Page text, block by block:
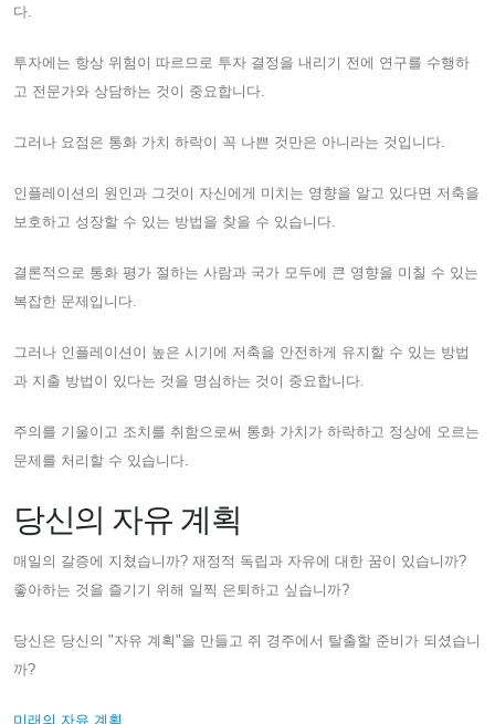
다.
투자에는 항상 위험이 따르므로 투자 결정을 내리기 전에 연구를 수행하
고 전문가와 상담하는 것이 중요합니다.
그러나 요점은 통화 가치 하락이 꼭 나쁜 것만은 아니라는 것입니다.
인플레이션의 원인과 그것이 자신에게 미치는 영향을 알고 있다면 저축을
보호하고 성장할 수 있는 방법을 찾을 수 있습니다.
결론적으로 통화 평가 절하는 사람과 국가 모두에 큰 영향을 미칠 수 있는
복잡한 문제입니다.
그러나 인플레이션이 높은 시기에 저축을 안전하게 유지할 수 있는 방법
과 지출 방법이 있다는 것을 명심하는 것이 중요합니다.
주의를 기울이고 조치를 취함으로써 통화 가치가 하락하고 정상에 오르는
문제를 처리할 수 있습니다.
당신의 자유 계획
매일의 갈증에 지쳤습니까? 재정적 독립과 자유에 대한 꿈이 있습니까?
좋아하는 것을 즐기기 위해 일찍 은퇴하고 싶습니까?
당신은 당신의 "자유 계획"을 만들고 쥐 경주에서 탈출할 준비가 되셨습니
까?
미래의 자유 계획